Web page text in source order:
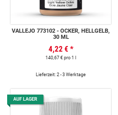
VALLEJO 773102 - OCKER, HELLGELB,
30 ML
4,22 € *
140,67 € pro 1 l
Lieferzeit: 2 - 3 Werktage
AUF LAGER